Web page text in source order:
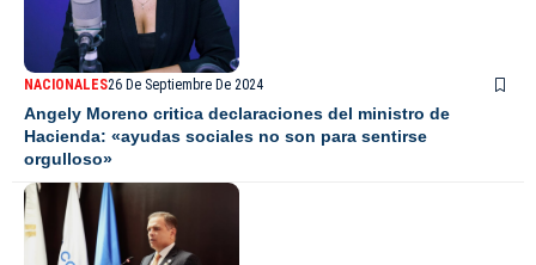
NACIONALES26 De Septiembre De 2024
Angely Moreno critica declaraciones del ministro de
Hacienda: «ayudas sociales no son para sentirse
orgulloso»